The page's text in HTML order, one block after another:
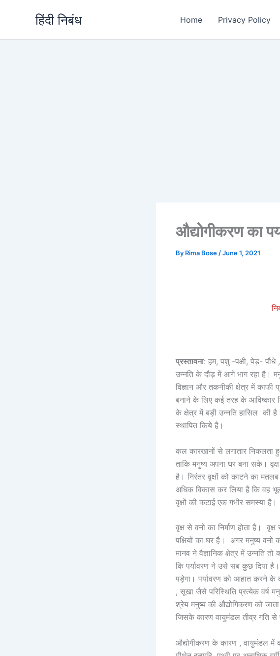
हिंदी निबंध Home Privacy Policy
औद्योगीकरण का
By Rima Bose /June 1, 2021
प्रस्तावना: हम, पशु -पक्षी, पेड़- पौधे
उन्नति के दौड़ में आगे भाग रहा है।
विज्ञान और तकनीकी क्षेत्र में
बनाने के लिए कई तरह के
के क्षेत्र में बड़ी उन्नति हासिल की
स्थापित किये है।
कल कारखानों से लगातार निकलता
ताकि मनुष्य अपना घर बना सके।
है। निरंतर वृक्षों को काटने का
अधिक विकास कर लिया है कि वह
वृक्षों की कटाई एक गंभीर समस्या है।
वृक्ष से वनो का निर्माण होता है।
पक्षियों का घर है। अगर मनुष्य वनो
मानव ने वैज्ञानिक क्षेत्र में उन्नति
कि पर्यावरण ने उसे सब कुछ दिया
पड़ेगा। पर्यावरण को आहात करने
, सूखा जैसे परिस्थिति प्रत्येक वर्ष
श्रेय मनुष्य की औद्योगिकरण को
जिसके कारण वायुमंडल तीव्र गति से
औद्योगीकरण के कारण , वायुमंडल में